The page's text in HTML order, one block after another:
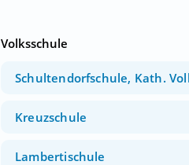
Volksschule
Schultendorfschule, Kath.
Kreuzschule
Lambertischule